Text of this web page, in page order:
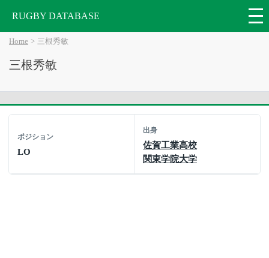
RUGBY DATABASE
Home 三根秀敏
三根秀敏
ポジション
LO
出身
佐賀工業高校
関東学院大学